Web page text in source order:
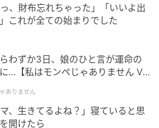
やりが感じられます。
会ったお気に入りの品を手土
かもしれません。その品にま
れば、家族との会話もより弾
、財布忘れちゃった」「いいよ出
これが全ての始まりでした
わずか3日、娘のひと言が運命の
…【私はモンペじゃありません Vo
ありません
、生きてるよね？」寝ていると思
開けたら